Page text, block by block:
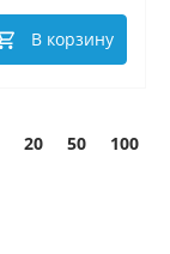
В корзину
20 50 100